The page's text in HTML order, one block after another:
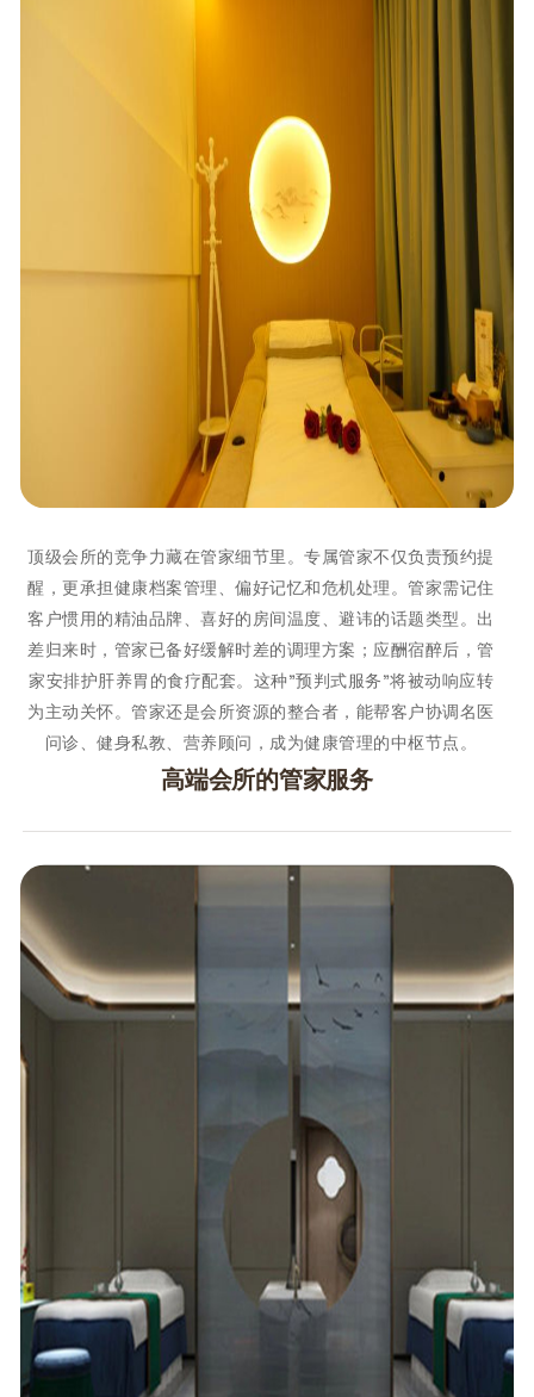
顶级会所的竞争力藏在管家细节里。专属管家不仅负责预约提
醒，更承担健康档案管理、偏好记忆和危机处理。管家需记住
客户惯用的精油品牌、喜好的房间温度、避讳的话题类型。出
差归来时，管家已备好缓解时差的调理方案；应酬宿醉后，管
家安排护肝养胃的食疗配套。这种"预判式服务"将被动响应转
为主动关怀。管家还是会所资源的整合者，能帮客户协调名医
问诊、健身私教、营养顾问，成为健康管理的中枢节点。
高端会所的管家服务